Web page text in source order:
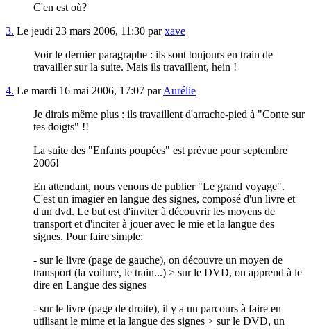
C'en est où?
3. Le jeudi 23 mars 2006, 11:30 parxave
Voir le dernier paragraphe : ils sont toujours en train de
travailler sur la suite. Mais ils travaillent, hein !
4. Le mardi 16 mai 2006, 17:07 parAurélie
Je dirais même plus : ils travaillent d'arrache-pied à "Conte sur
tes doigts" !!
La suite des "Enfants poupées" est prévue pour septembre
2006!
En attendant, nous venons de publier "Le grand voyage".
C'est un imagier en langue des signes, composé d'un livre et
d'un dvd. Le but est d'inviter à découvrir les moyens de
transport et d'inciter à jouer avec le mie et la langue des
signes. Pour faire simple:
- sur le livre (page de gauche), on découvre un moyen de
transport (la voiture, le train...) > sur le DVD, on apprend à le
dire en Langue des signes
- sur le livre (page de droite), il y a un parcours à faire en
utilisant le mime et la langue des signes > sur le DVD, un